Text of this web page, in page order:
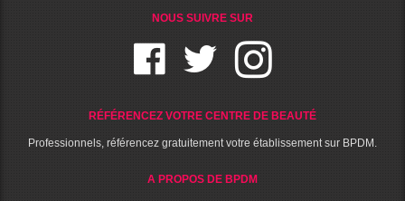
NOUS SUIVRE SUR
RÉFÉRENCEZ VOTRE CENTRE DE BEAUTÉ
Professionnels, référencez gratuitement votre établissement sur BPDM.
A PROPOS DE BPDM